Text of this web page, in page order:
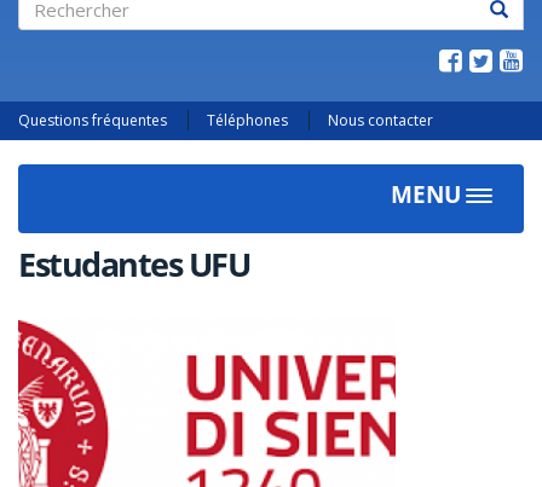
Questions fréquentes Téléphones Nous contacter
MENU
Toggle
Estudantes UFU